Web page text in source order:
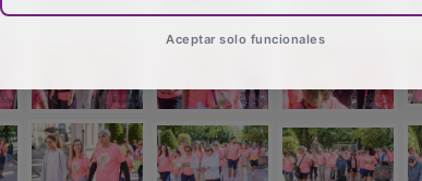
Aceptar solo funcionales